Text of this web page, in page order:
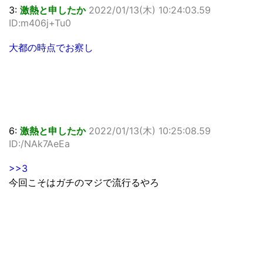
3: 激熱と申したか 2022/01/13(木) 10:24:03.59
ID:m406j+Tu0
大都の時点でお察し
6: 激熱と申したか 2022/01/13(木) 10:25:08.59
ID:/NAk7AeEa
>>3
今回こそはガチのマジで流行るやろ